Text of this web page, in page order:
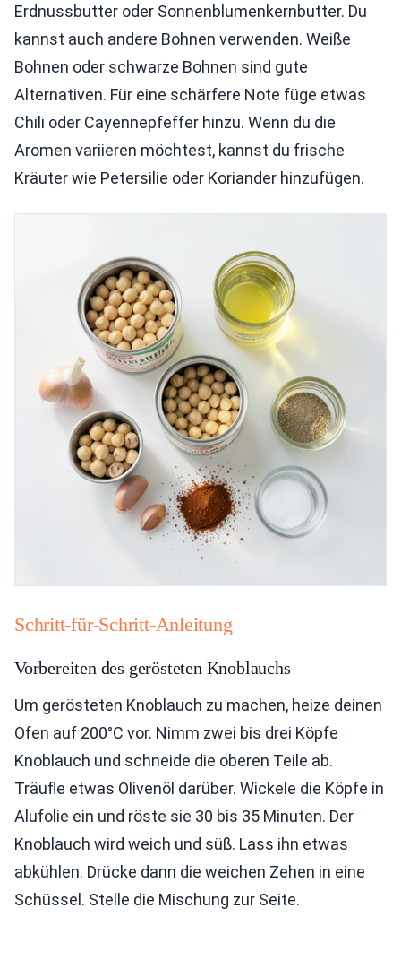
Erdnussbutter oder Sonnenblumenkernbutter. Du
kannst auch andere Bohnen verwenden. Weiße
Bohnen oder schwarze Bohnen sind gute
Alternativen. Für eine schärfere Note füge etwas
Chili oder Cayennepfeffer hinzu. Wenn du die
Aromen variieren möchtest, kannst du frische
Kräuter wie Petersilie oder Koriander hinzufügen.
Schritt-für-Schritt-Anleitung
Vorbereiten des gerösteten Knoblauchs
Um gerösteten Knoblauch zu machen, heize deinen
Ofen auf 200°C vor. Nimm zwei bis drei Köpfe
Knoblauch und schneide die oberen Teile ab.
Träufle etwas Olivenöl darüber. Wickele die Köpfe in
Alufolie ein und röste sie 30 bis 35 Minuten. Der
Knoblauch wird weich und süß. Lass ihn etwas
abkühlen. Drücke dann die weichen Zehen in eine
Schüssel. Stelle die Mischung zur Seite.